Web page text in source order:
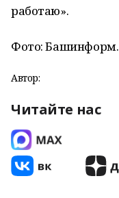
работаю».
Фото: Башинформ.
Автор:
Читайте нас